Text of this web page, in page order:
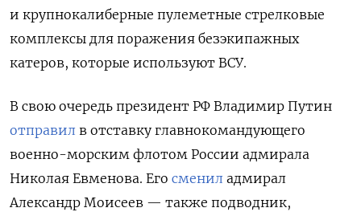
и крупнокалиберные пулеметные стрелковые
комплексы для поражения безэкипажных
катеров, которые используют ВСУ.
В свою очередь президент РФ Владимир Путин
отправил в отставку главнокомандующего
военно-морским флотом России адмирала
Николая Евменова. Его сменил адмирал
Александр Моисеев — также подводник,